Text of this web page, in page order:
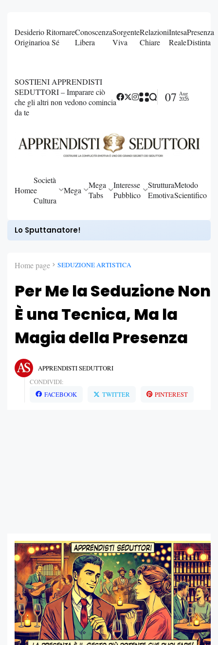
Desiderio
Originario
Ritornare
a Sé
Conoscenza
Libera
Sorgente
Viva
Relazioni
Chiare
Intesa
Reale
Presenza
Distinta
SOSTIENI APPRENDISTI
SEDUTTORI – Imparare ciò
che gli altri non vedono comincia
da te
07 Aug
2026
Home
Società
e
Cultura
Mega
Mega
Tabs
Interesse
Pubblico
Struttura
Emotiva
Metodo
Scientifico
Lo Sputtanatore!
Home page SEDUZIONE ARTISTICA
Per Me la Seduzione Non
È una Tecnica, Ma la
Magia della Presenza
APPRENDISTI SEDUTTORI
CONDIVIDI:
FACEBOOK
TWITTER PINTEREST